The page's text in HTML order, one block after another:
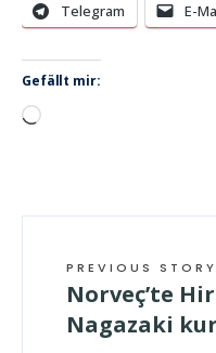
Telegram E-
Gefällt mir:
Wird
PREVIOUS STORY
Norveç’te
Nagazaki